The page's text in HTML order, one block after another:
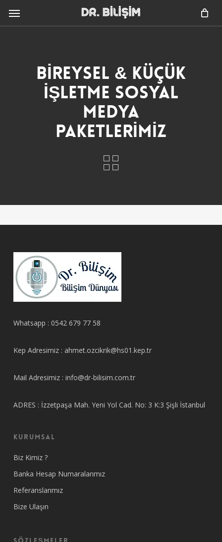
Menu
BİREYSEL & KÜÇÜK
İŞLETME SOSYAL
MEDYA
PAKETLERİMİZ
Whatsapp : 0542 679 77 58
Kep Adresimiz : ahmet.ozcikrik@hs01.kep.tr
Mail Adresimiz : info@dr-bilisim.com.tr
ADRES : İzzetpaşa Mah. Yeni Yol Cad. No: 3 K:3 Şişli İstanbul
KURUMSAL
Biz Kimiz ?
Banka Hesap Numaralarımız
Referanslarımız
Bize Ulaşın